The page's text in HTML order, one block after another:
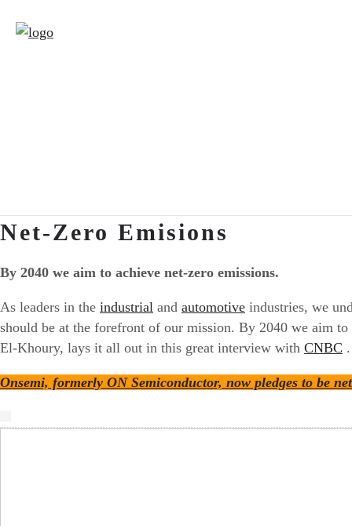
Net-Zero Emisions
By 2040 we aim to achieve net-zero emissions.
As leaders in the industrial and automotive industries, we
should be at the forefront of our mission. By 2040 we aim to
El-Khoury, lays it all out in this great interview with CNBC .
Onsemi, formerly ON Semiconductor, now pledges to be